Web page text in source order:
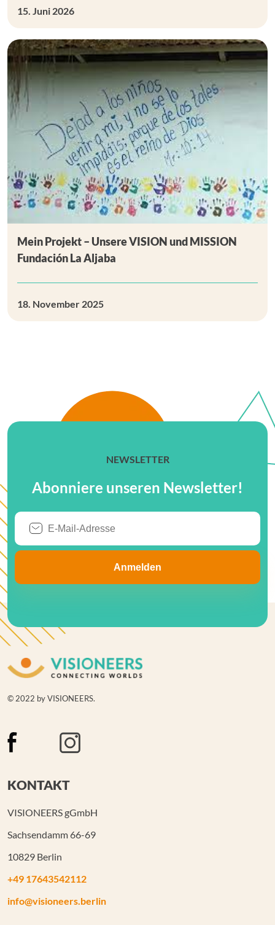
15. Juni 2026
Mein Projekt – Unsere VISION und MISSION
Fundación La Aljaba
18. November 2025
NEWSLETTER
Abonniere unseren Newsletter!
© 2022 by VISIONEERS.
KONTAKT
VISIONEERS gGmbH
Sachsendamm 66-69
10829 Berlin
+49 17643542112
info@visioneers.berlin